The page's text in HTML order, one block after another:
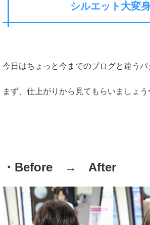
シルエット大変
今日はちょっと今までのブログと違うパ
まず、仕上がりから見てもらいましょう
・Before → After